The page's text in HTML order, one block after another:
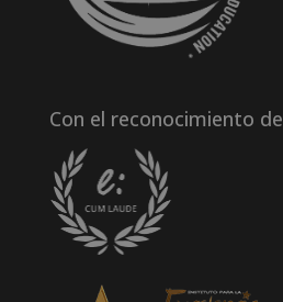
Con el reconocimiento de